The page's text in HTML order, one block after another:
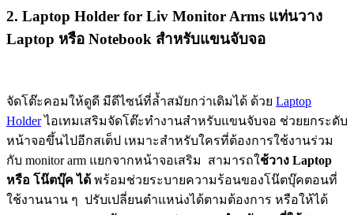
2. Laptop Holder for Liv Monitor Arms แท่นวาง
Laptop หรือ Notebook สำหรับแขนจับจอ
จัดโต๊ะคอมให้ดูดี มีดีไซน์ที่ล้ำสมัยกว่าเดิมได้ ด้วย Laptop
Holderไอเทมเสริมจัดโต๊ะทำงานสำหรับแขนจับจอ ช่วยยกระดับ
หน้าจอขึ้นไปอีกสเต็ป เหมาะสำหรับใครที่ต้องการใช้งานร่วม
กับ monitor arm แยกจากหน้าจอเสริม สามารถใช้วาง Laptop
หรือ โน๊ตบุ๊ค ได้ พร้อมช่วยระบายความร้อนของโน๊ตบุ๊คตอนที่
ใช้งานนาน ๆ ปรับเปลี่ยนตำแหน่งได้ตามต้องการ หรือให้ได้